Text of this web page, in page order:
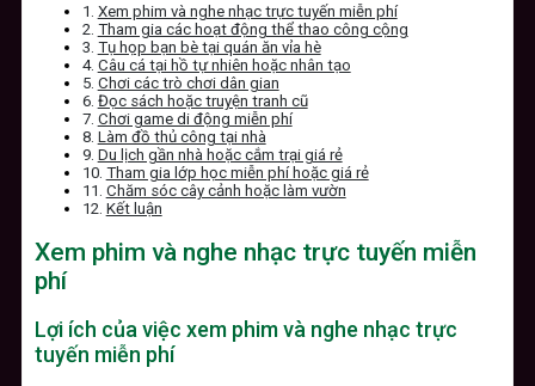
Xem phim và nghe nhạc trực tuyến miễn phí
Tham gia các hoạt động thể thao công cộng
Tụ họp bạn bè tại quán ăn vỉa hè
Câu cá tại hồ tự nhiên hoặc nhân tạo
Chơi các trò chơi dân gian
Đọc sách hoặc truyện tranh cũ
Chơi game di động miễn phí
Làm đồ thủ công tại nhà
Du lịch gần nhà hoặc cắm trại giá rẻ
Tham gia lớp học miễn phí hoặc giá rẻ
Chăm sóc cây cảnh hoặc làm vườn
Kết luận
Xem phim và nghe nhạc trực tuyến miễn
phí
Lợi ích của việc xem phim và nghe nhạc trực
tuyến miễn phí